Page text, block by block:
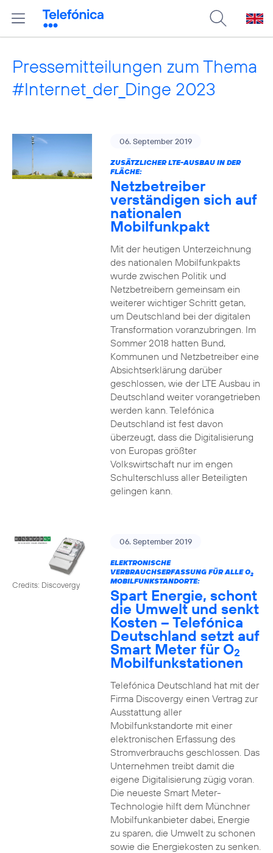
Pressemitteilungen zum Thema
#Internet_der_Dinge 2023
06. September 2019
ZUSÄTZLICHER LTE-AUSBAU IN DER
FLÄCHE:
Netzbetreiber
verständigen sich auf
nationalen
Mobilfunkpakt
Mit der heutigen Unterzeichnung
des nationalen Mobilfunkpakts
wurde zwischen Politik und
Netzbetreibern gemeinsam ein
weiterer wichtiger Schritt getan,
um Deutschland bei der digitalen
Transformation voranzubringen. Im
Sommer 2018 hatten Bund,
Kommunen und Netzbetreiber eine
Absichtserklärung darüber
geschlossen, wie der LTE Ausbau in
Deutschland weiter vorangetrieben
werden kann. Telefónica
Deutschland ist fest davon
überzeugt, dass die Digitalisierung
von Europas größter
Volkswirtschaft nur im engen
Schulterschluss aller Beteiligten
gelingen kann.
Credits: Discovergy
06. September 2019
ELEKTRONISCHE
VERBRAUCHSERFASSUNG FÜR ALLE O2
MOBILFUNKSTANDORTE:
Spart Energie, schont
die Umwelt und senkt
Kosten – Telefónica
Deutschland setzt auf
Smart Meter für O2
Mobilfunkstationen
Telefónica Deutschland hat mit der
Firma Discovergy einen Vertrag zur
Ausstattung aller
Mobilfunkstandorte mit einer
elektronischen Erfassung des
Stromverbrauchs geschlossen. Das
Unternehmen treibt damit die
eigene Digitalisierung zügig voran.
Die neueste Smart Meter-
Technologie hilft dem Münchner
Mobilfunkanbieter dabei, Energie
zu sparen, die Umwelt zu schonen
sowie die Energiekosten zu senken.